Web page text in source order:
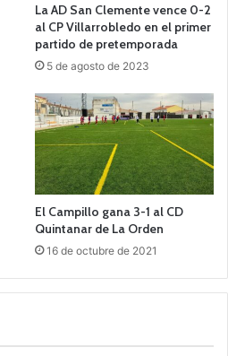
La AD San Clemente vence 0-2
al CP Villarrobledo en el primer
partido de pretemporada
5 de agosto de 2023
El Campillo gana 3-1 al CD
Quintanar de La Orden
16 de octubre de 2021